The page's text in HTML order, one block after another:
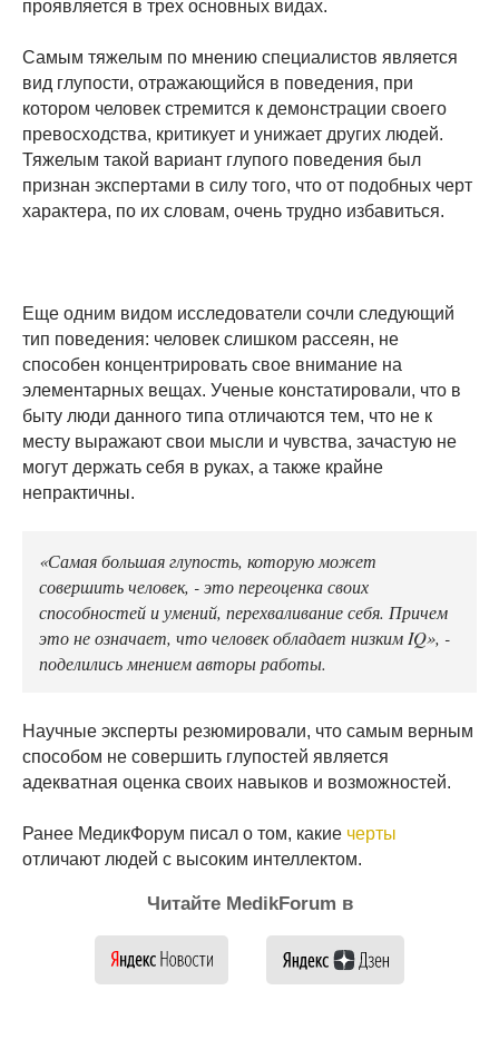
проявляется в трех основных видах.
Самым тяжелым по мнению специалистов является
вид глупости, отражающийся в поведения, при
котором человек стремится к демонстрации своего
превосходства, критикует и унижает других людей.
Тяжелым такой вариант глупого поведения был
признан экспертами в силу того, что от подобных черт
характера, по их словам, очень трудно избавиться.
Еще одним видом исследователи сочли следующий
тип поведения: человек слишком рассеян, не
способен концентрировать свое внимание на
элементарных вещах. Ученые констатировали, что в
быту люди данного типа отличаются тем, что не к
месту выражают свои мысли и чувства, зачастую не
могут держать себя в руках, а также крайне
непрактичны.
«Самая большая глупость, которую может
совершить человек, - это переоценка своих
способностей и умений, перехваливание себя. Причем
это не означает, что человек обладает низким IQ», -
поделились мнением авторы работы.
Научные эксперты резюмировали, что самым верным
способом не совершить глупостей является
адекватная оценка своих навыков и возможностей.
Ранее МедикФорум писал о том, какие черты
отличают людей с высоким интеллектом.
Читайте MedikForum в